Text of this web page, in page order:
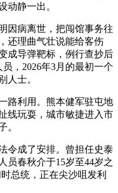
动静一出。
病离世，把闯馆事务往
还理曲气壮说能给客伤
成导弹靶标，例行查抄后
，2026年3月的最初一个
人士。
利用。熊本健军驻屯地
线玩耍，城市敏捷进入市
。
成了安排。曾担任史泰
员春秋介于15岁至44岁之
总统，正在尖沙咀发利